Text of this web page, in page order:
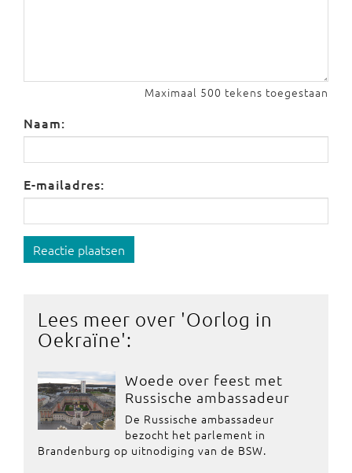
Maximaal 500 tekens toegestaan
Naam:
E-mailadres:
Reactie plaatsen
Lees meer over 'Oorlog in
Oekraïne':
Woede over feest met
Russische ambassadeur
De Russische ambassadeur
bezocht het parlement in
Brandenburg op uitnodiging van de BSW.